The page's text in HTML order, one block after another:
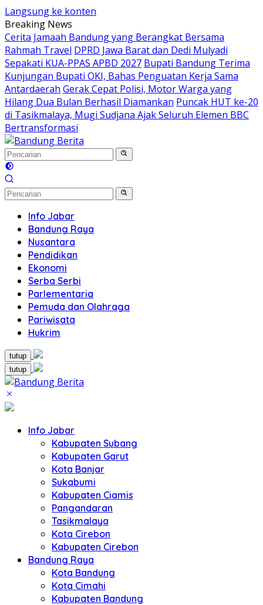
Langsung ke konten
Breaking News
Cerita Jamaah Bandung yang Berangkat Bersama
Rahmah Travel DPRD Jawa Barat dan Dedi Mulyadi
Sepakati KUA-PPAS APBD 2027 Bupati Bandung Terima
Kunjungan Bupati OKI, Bahas Penguatan Kerja Sama
Antardaerah Gerak Cepat Polisi, Motor Warga yang
Hilang Dua Bulan Berhasil Diamankan Puncak HUT ke-20
di Tasikmalaya, Mugi Sudjana Ajak Seluruh Elemen BBC
Bertransformasi
Info Jabar
Bandung Raya
Nusantara
Pendidikan
Ekonomi
Serba Serbi
Parlementaria
Pemuda dan Olahraga
Pariwisata
Hukrim
tutup
tutup
Info Jabar
Kabupaten Subang
Kabupaten Garut
Kota Banjar
Sukabumi
Kabupaten Ciamis
Pangandaran
Tasikmalaya
Kota Cirebon
Kabupaten Cirebon
Bandung Raya
Kota Bandung
Kota Cimahi
Kabupaten Bandung